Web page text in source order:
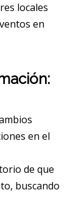
locales
en
en el
de que
buscando